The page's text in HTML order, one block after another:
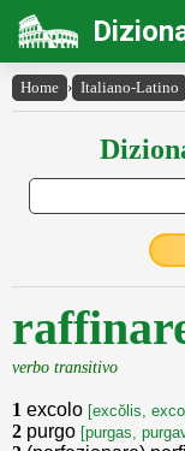
Home › Italiano-Latino
verbo transitivo
1 excolo [excŏlis,
2 purgo [purgas,